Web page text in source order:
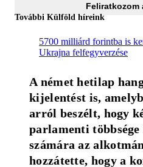
Feliratkozom
További Külföld híreink
5700 milliárd forintba is
Ukrajna felfegyverzése
A német hetilap
kijelentést is,
arról beszélt, hogy
parlamenti többsége
számára az
hozzátette, hogy a